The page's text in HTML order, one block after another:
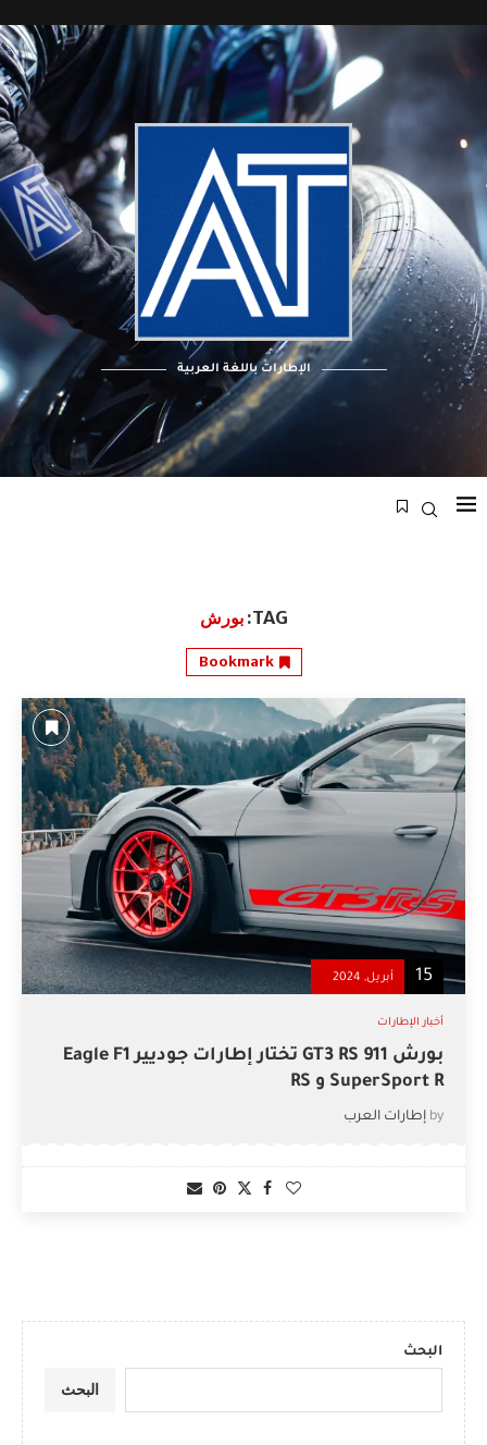
الإطارات باللغة العربية
TAG: بورش
Bookmark
15 أبريل, 2024
أخبار الإطارات
بورش 911 GT3 RS تختار إطارات جوديير Eagle F1
SuperSport R و RS
by إطارات العرب
البحث
البحث